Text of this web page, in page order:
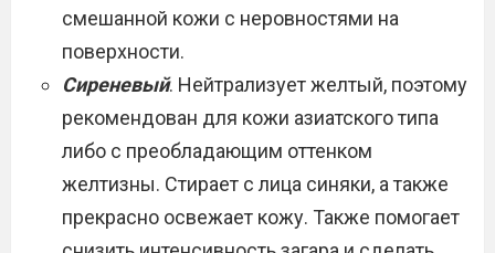
смешанной кожи с неровностями на
поверхности.
Сиреневый. Нейтрализует желтый, поэтому
рекомендован для кожи азиатского типа
либо с преобладающим оттенком
желтизны. Стирает с лица синяки, а также
прекрасно освежает кожу. Также помогает